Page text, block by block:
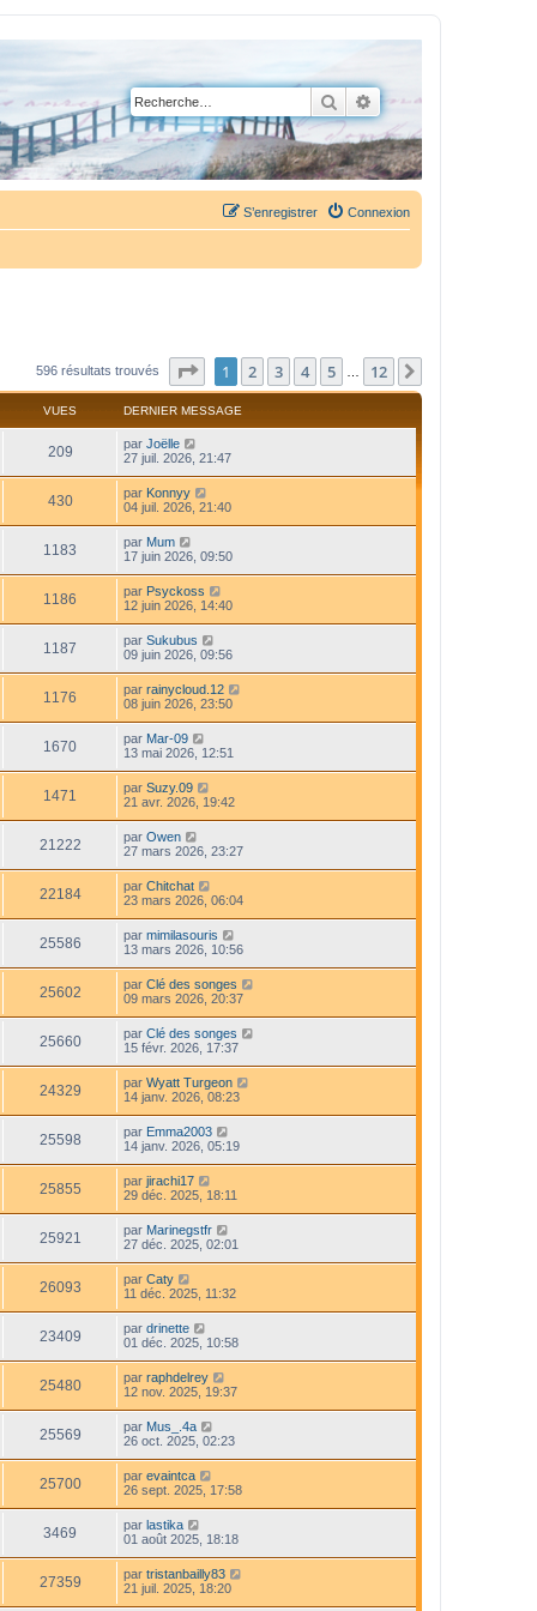
Rechercher
Recherche avancée
Connexion
S’enregistrer
596 résultats trouvés Page sur12
1 2 3 4 5 12
VUES DERNIER MESSAGE
209 par Joëlle
27 juil. 2026, 21:47
430 par Konnyy
04 juil. 2026, 21:40
1183 par Mum
17 juin 2026, 09:50
1186 par Psyckoss
12 juin 2026, 14:40
1187 par Sukubus
09 juin 2026, 09:56
1176 par rainycloud.12
08 juin 2026, 23:50
1670 par Mar-09
13 mai 2026, 12:51
1471 par Suzy.09
21 avr. 2026, 19:42
21222 par Owen
27 mars 2026, 23:27
22184 par Chitchat
23 mars 2026, 06:04
25586 par mimilasouris
13 mars 2026, 10:56
25602 par Clé des songes
09 mars 2026, 20:37
25660 par Clé des songes
15 févr. 2026, 17:37
24329 par Wyatt Turgeon
14 janv. 2026, 08:23
25598 par Emma2003
14 janv. 2026, 05:19
25855 par jirachi17
29 déc. 2025, 18:11
25921 par Marinegstfr
27 déc. 2025, 02:01
26093 par Caty
11 déc. 2025, 11:32
23409 par drinette
01 déc. 2025, 10:58
25480 par raphdelrey
12 nov. 2025, 19:37
25569 par Mus_.4a
26 oct. 2025, 02:23
25700 par evaintca
26 sept. 2025, 17:58
3469 par lastika
01 août 2025, 18:18
27359 par tristanbailly83
21 juil. 2025, 18:20